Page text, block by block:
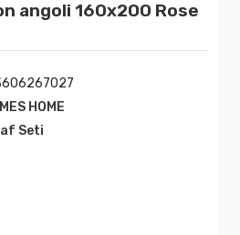
angoli 160x200 Rose
HOME
Seti